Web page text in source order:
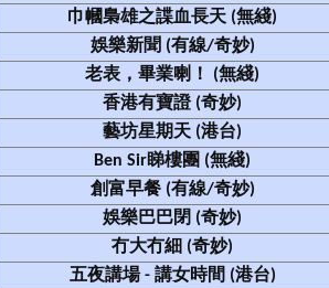
巾幗梟雄之諜血長天 (無綫)
娛樂新聞 (有線/奇妙)
老表，畢業喇！ (無綫)
香港有寶證 (奇妙)
藝坊星期天 (港台)
Ben Sir睇樓團 (無綫)
創富早餐 (有線/奇妙)
娛樂巴巴閉 (奇妙)
冇大冇細 (奇妙)
五夜講場 - 講女時間 (港台)